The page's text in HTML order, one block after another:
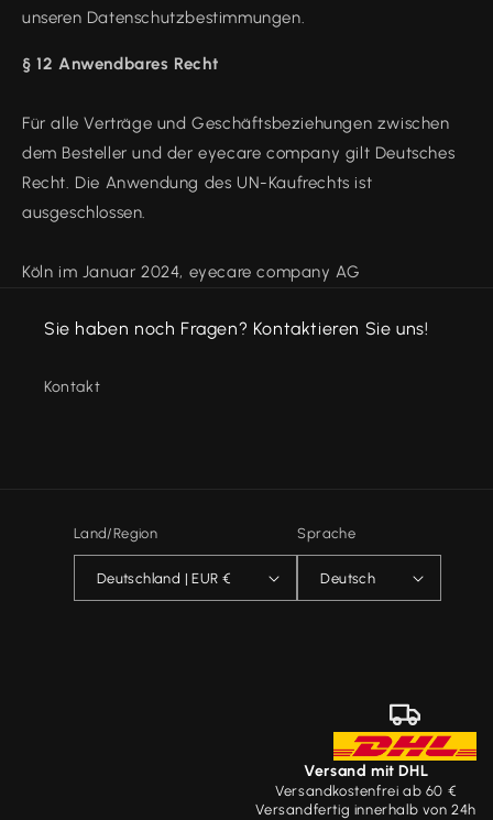
unseren Datenschutzbestimmungen.
§ 12 Anwendbares Recht
Für alle Verträge und Geschäftsbeziehungen zwischen
dem Besteller und der eyecare company gilt Deutsches
Recht. Die Anwendung des UN-Kaufrechts ist
ausgeschlossen.
Köln im Januar 2024, eyecare company AG
Sie haben noch Fragen? Kontaktieren Sie uns!
Kontakt
Land/Region
Deutschland | EUR €
Sprache
Deutsch
Versand mit DHL
Versandkostenfrei ab 60 €
Versandfertig innerhalb von 24h